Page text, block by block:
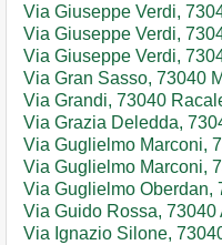
Via Giuseppe Verdi,
Via Giuseppe Verdi,
Via Giuseppe Verdi,
Via Gran Sasso, 73040
Via Grandi, 73040
Via Grazia Deledda,
Via Guglielmo Marconi,
Via Guglielmo Marconi,
Via Guglielmo Oberdan,
Via Guido Rossa, 73040
Via Ignazio Silone,